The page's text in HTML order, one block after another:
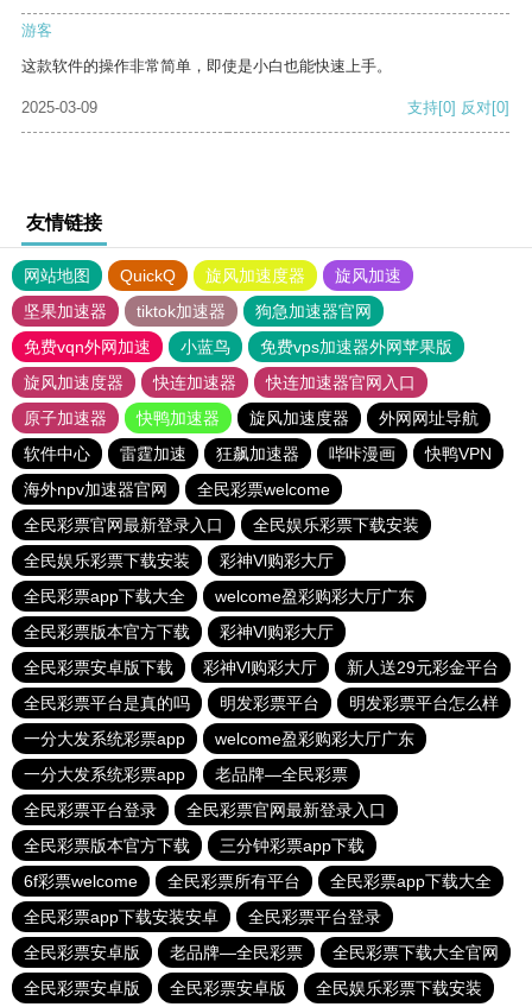
游客
这款软件的操作非常简单，即使是小白也能快速上手。
2025-03-09 支持[0] 反对[0]
友情链接
网站地图 QuickQ 旋风加速度器
旋风加速
坚果加速器
tiktok加速器
狗急加速器官网
免费vqn外网加速
小蓝鸟
免费vps加速器外网苹果版
旋风加速度器
快连加速器
快连加速器官网入口
原子加速器
快鸭加速器 旋风加速度器
外网网址导航
软件中心
雷霆加速 狂飙加速器 哔咔漫画
快鸭VPN
海外npv加速器官网
全民彩票welcome
全民彩票官网最新登录入口
全民娱乐彩票下载安装
全民娱乐彩票下载安装
彩神Vl购彩大厅
全民彩票app下载大全
welcome盈彩购彩大厅广东
全民彩票版本官方下载
彩神Vl购彩大厅
全民彩票安卓版下载
彩神Vl购彩大厅
新人送29元彩金平台
全民彩票平台是真的吗
明发彩票平台
明发彩票平台怎么样
一分大发系统彩票app
welcome盈彩购彩大厅广东
一分大发系统彩票app
老品牌—全民彩票
全民彩票平台登录
全民彩票官网最新登录入口
全民彩票版本官方下载
三分钟彩票app下载
6f彩票welcome
全民彩票所有平台
全民彩票app下载大全
全民彩票app下载安装安卓
全民彩票平台登录
全民彩票安卓版
老品牌—全民彩票
全民彩票下载大全官网
全民彩票安卓版
全民彩票安卓版 全民娱乐彩票下载安装